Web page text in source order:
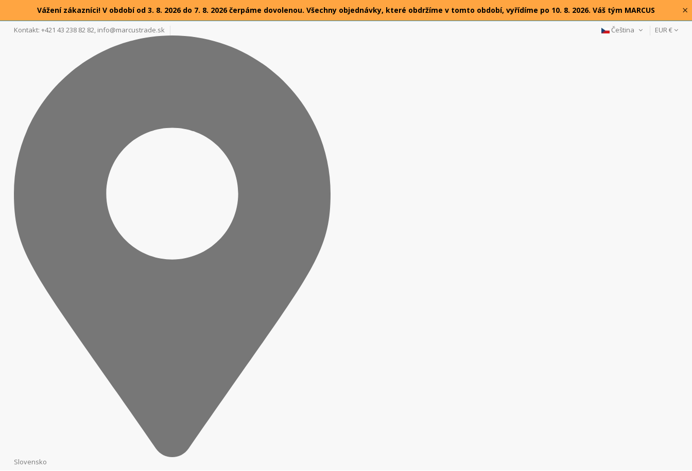
Vážení zákazníci! V období od 3. 8. 2026 do 7. 8. 2026 čerpáme dovolenou. Všechny objednávky, které obdržíme v tomto období, vyřídíme po 10. 8. 2026. Váš tým MARCUS ×
Kontakt: +421 43 238 82 82, info@marcustrade.sk
Slovensko
Čeština EUR €